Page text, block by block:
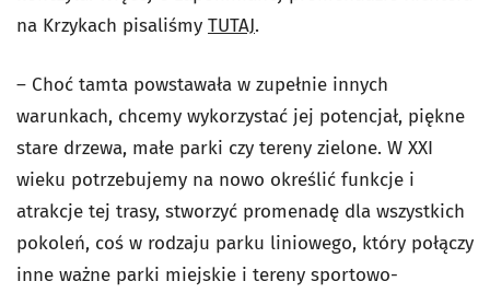
na Krzykach pisaliśmy TUTAJ.
– Choć tamta powstawała w zupełnie innych
warunkach, chcemy wykorzystać jej potencjał, piękne
stare drzewa, małe parki czy tereny zielone. W XXI
wieku potrzebujemy na nowo określić funkcje i
atrakcje tej trasy, stworzyć promenadę dla wszystkich
pokoleń, coś w rodzaju parku liniowego, który połączy
inne ważne parki miejskie i tereny sportowo-